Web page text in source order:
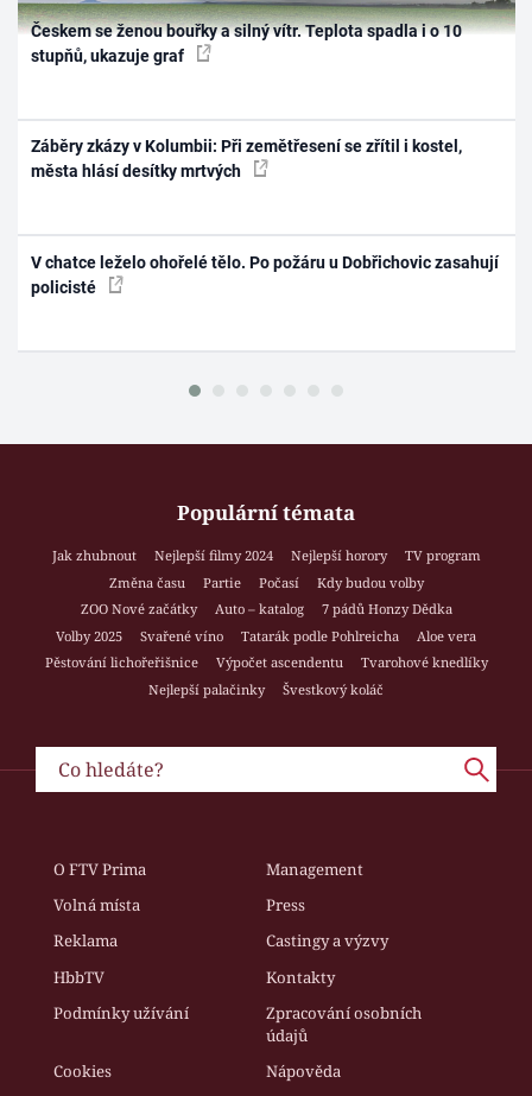
Českem se ženou bouřky a silný vítr. Teplota spadla i o 10
stupňů, ukazuje graf
Záběry zkázy v Kolumbii: Při zemětřesení se zřítil i kostel,
města hlásí desítky mrtvých
V chatce leželo ohořelé tělo. Po požáru u Dobřichovic zasahují
policisté
Populární témata
Jak zhubnout Nejlepší filmy 2024 Nejlepší horory
TV program
Změna času
Partie Počasí
Kdy budou volby
ZOO Nové začátky
Auto – katalog
7 pádů Honzy Dědka
Volby 2025
Svařené víno Tatarák podle Pohlreicha
Aloe vera
Pěstování lichořeřišnice
Výpočet ascendentu
Tvarohové knedlíky
Nejlepší palačinky
Švestkový koláč
O FTV Prima
Management
Volná místa
Press
Reklama
Castingy a výzvy
HbbTV
Kontakty
Podmínky užívání
Zpracování osobních
údajů
Cookies
Nápověda